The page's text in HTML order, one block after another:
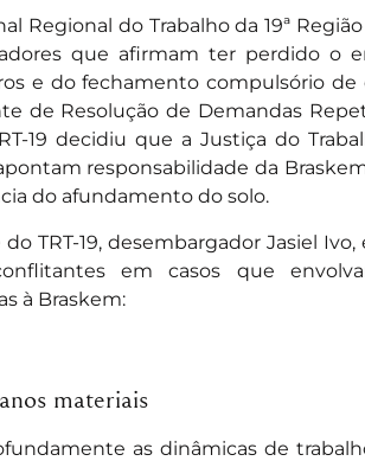
Regional do Trabalho da 19ª
que afirmam ter perdido o
e do fechamento compulsório de
de Resolução de Demandas
19 decidiu que a Justiça do
responsabilidade da
do afundamento do solo.
TRT-19, desembargador Jasiel
em casos que
à Braskem:
materiais
as dinâmicas de